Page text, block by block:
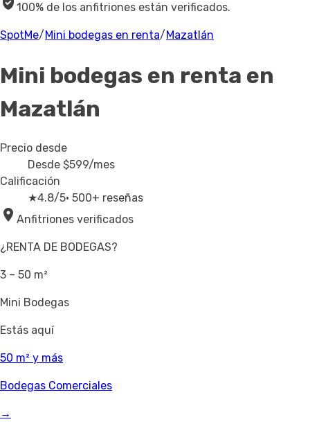
100% de los anfitriones están verificados.
SpotMe/ Mini bodegas en renta/ Mazatlán
Mini bodegas en renta en
Mazatlán
Precio desde
Desde $599/mes
Calificación
★4.8/5· 500+ reseñas
Anfitriones verificados
¿RENTA DE BODEGAS?
3 – 50 m²
Mini Bodegas
Estás aquí
50 m² y más
Bodegas Comerciales
→